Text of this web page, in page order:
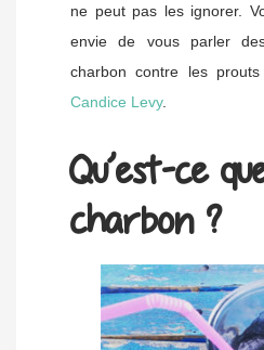
ne peut pas les ignorer.
envie de vous parler
charbon contre les
Candice Levy.
Qu’est-ce
charbon ?